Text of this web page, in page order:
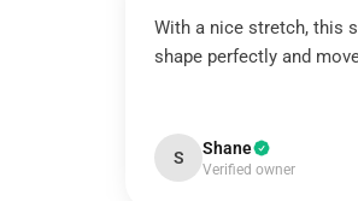
With a nice stretch, this
shape perfectly and
S Shane
Verified owner